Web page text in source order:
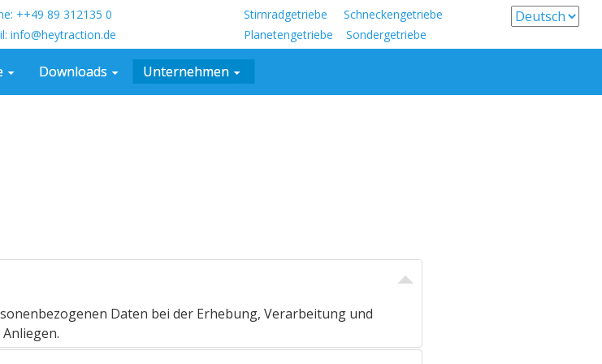
++49 89 312135 0
info@heytraction.de
Stirnradgetriebe Schneckengetriebe
Planetengetriebe Sondergetriebe
Downloads Unternehmen
Daten bei der Erhebung, Verarbeitung und